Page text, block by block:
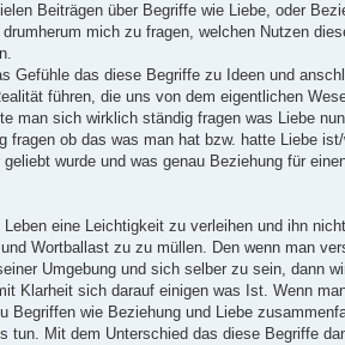
Beiträgen über Begriffe wie Liebe, oder
mich zu fragen, welchen Nutzen
Gefühle das diese Begriffe zu Ideen und
führen, die uns von dem eigentlichen
man sich wirklich ständig fragen was Liebe nun
fragen ob das was man hat bzw. hatte Liebe
wurde und was genau Beziehung für
Leben eine Leichtigkeit zu verleihen und ihn
Wortballast zu zu müllen. Den wenn man
Umgebung und sich selber zu sein, dann
Klarheit sich darauf einigen was Ist. Wenn
Begriffen wie Beziehung und Liebe
tun. Mit dem Unterschied das diese Begriffe